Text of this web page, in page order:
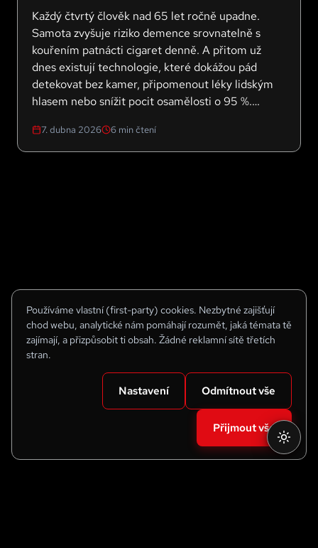
Používáme vlastní (first-party) cookies. Nezbytné zajišťují
chod webu, analytické nám pomáhají rozumět, jaká témata tě
zajímají, a přizpůsobit ti obsah. Žádné reklamní sítě třetích
stran.
Nastavení Odmítnout vše
Přijmout vše
Každý čtvrtý člověk nad 65 let ročně upadne.
Samota zvyšuje riziko demence srovnatelně s
kouřením patnácti cigaret denně. A přitom už
dnes existují technologie, které dokážou pád
detekovat bez kamer, připomenout léky lidským
hlasem nebo snížit pocit osamělosti o 95 %.
konkrétním pomocníkem pro miliony seniorů po
celém světě.
7. dubna 2026 6 min čtení